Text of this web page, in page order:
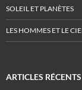
SOLEIL ET PLANÈTES
LES HOMMES ET LE
ARTICLES RÉCENTS